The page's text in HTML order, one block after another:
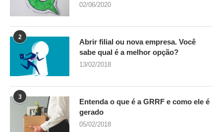
02/06/2020
2
Abrir filial ou nova empresa. Você
sabe qual é a melhor opção?
13/02/2018
3
Entenda o que é a GRRF e como ele é
gerado
05/02/2018